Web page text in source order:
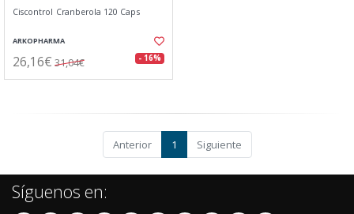
Ciscontrol Cranberola 120 Caps
ARKOPHARMA
26,16€ 31,04€ - 16%
Anterior 1 Siguiente
Síguenos en: